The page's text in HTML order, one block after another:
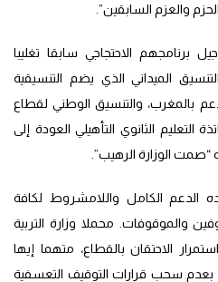
والعزم السابقين”.
برنامجهم الاحتجاجي سابقا تغليبا
الميداني الذي يضم التنسيقية
بالمغرب، والتنسيق الوطني لقطاع
التعليم الثانوي التأهيلي العودة إلى
“صمت الوزارة الرهيب”.
الدعم الكامل واللامشروط لكافة
والموقوفات. محملا وزارة التربية
الاحتقان بالقطاع، متهما إيها
بعدم سحب قرارات التوقيف التعسفية